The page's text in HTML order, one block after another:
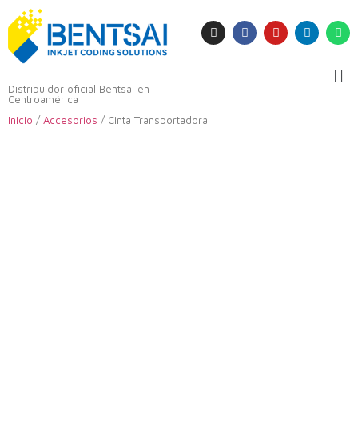
Distribuidor oficial Bentsai en
Centroamérica
Inicio /Accesorios / Cinta Transportadora